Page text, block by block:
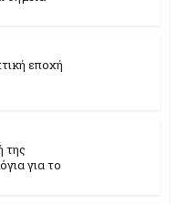
εποχή
της
για το